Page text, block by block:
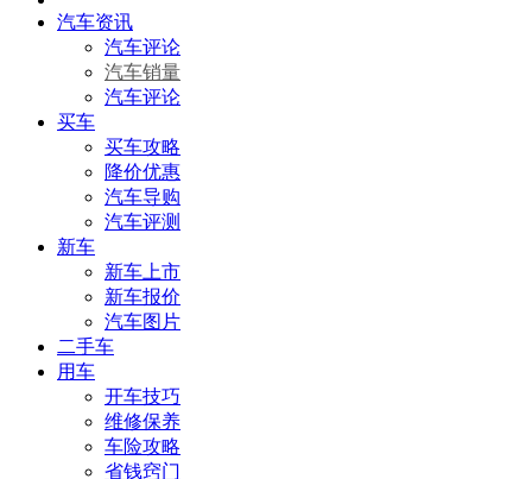
汽车资讯
汽车评论
汽车销量
汽车评论
买车
买车攻略
降价优惠
汽车导购
汽车评测
新车
新车上市
新车报价
汽车图片
二手车
用车
开车技巧
维修保养
车险攻略
省钱窍门